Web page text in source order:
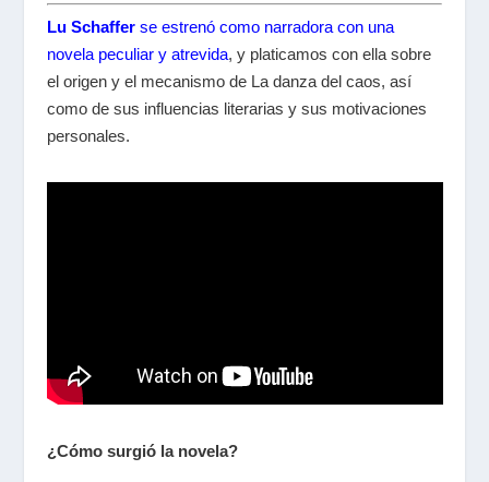
Lu Schafferse estrenó como narradora con una
novela peculiar y atrevida, y platicamos con ella sobre
el origen y el mecanismo de La danza del caos, así
como de sus influencias literarias y sus motivaciones
personales.
¿Cómo surgió la novela?